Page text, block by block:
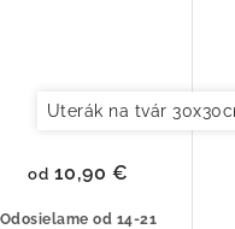
Uterák na tvár
Odosielame od 14-21
od 10,90 €